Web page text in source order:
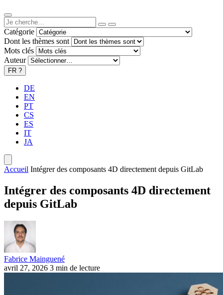
Catégorie
Dont les thèmes sont
Mots clés
Auteur
FR ?
DE
EN
PT
CS
ES
IT
JA
Accueil Intégrer des composants 4D directement depuis GitLab
Intégrer des composants 4D directement
depuis GitLab
Fabrice Mainguené
avril 27, 2026 3 min de lecture